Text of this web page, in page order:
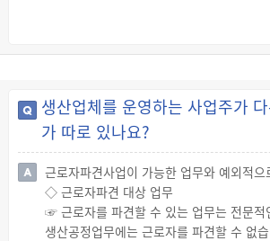
지 못합니다. 또한, 육아휴직을 마친 후에
◇ 육아휴직 기간의 사용기간 제외
☞ 파견근로자의 육아휴직 기간은 근속기
직으로 전환될 수 있습니다.
생산업체를 운영하는 사업주가
가 따로 있나요?
근로자파견사업이 가능한 업무와 예외적
◇ 근로자파견 대상 업무
☞ 근로자를 파견할 수 있는 업무는 전문적
생산공정업무에는 근로자를 파견할 수 없